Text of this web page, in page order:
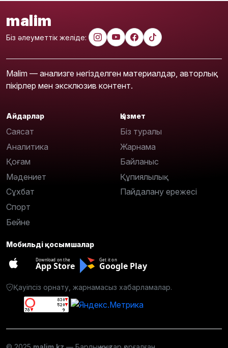
malim
Біз әлеуметтік желіде:
Malim — анализге негізделген материалдар, авторлық
пікірлер мен эксклюзив контент.
Айдарлар
Саясат
Аналитика
Қоғам
Мәдениет
Сұхбат
Спорт
Бейне
Қызмет
Біз туралы
Жарнама
Байланыс
Құпиялылық
Пайдалану ережесі
Мобильді қосымшалар
Download on the
App Store
Get it on
Google Play
Қауіпсіз орнату, жарнамасыз хабарламалар.